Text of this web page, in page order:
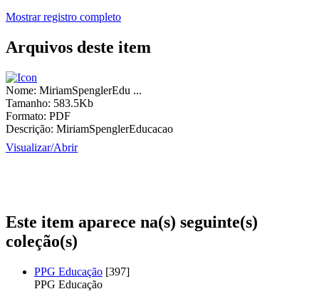
Mostrar registro completo
Arquivos deste item
Nome: MiriamSpenglerEdu ...
Tamanho: 583.5Kb
Formato: PDF
Descrição: MiriamSpenglerEducacao
Visualizar/Abrir
Este item aparece na(s) seguinte(s)
coleção(s)
PPG Educação [397]
PPG Educação